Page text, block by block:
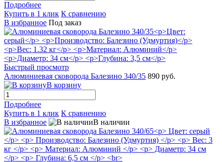
Подробнее
Купить в 1 клик К сравнению
В избранное Под заказ
Быстрый просмотр
Алюминиевая сковорода Балезино 340/35 890 руб.
В корзину
Подробнее
Купить в 1 клик К сравнению
В избранное
В наличии